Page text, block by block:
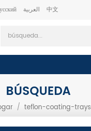
العربية 中文
BÚSQUEDA
/ teflon-coating-trays